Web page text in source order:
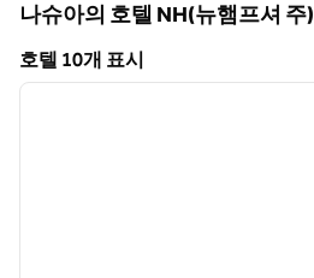
나슈아의 호텔 NH(뉴햄프셔 주)
호텔 10개 표시
호텔 10개 표시
1/12